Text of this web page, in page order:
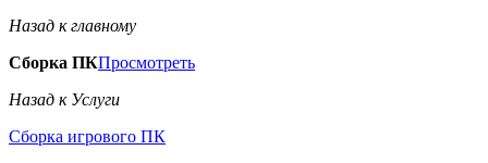
Назад к главному
Сборка ПКПросмотреть
Назад к Услуги
Сборка игрового ПК